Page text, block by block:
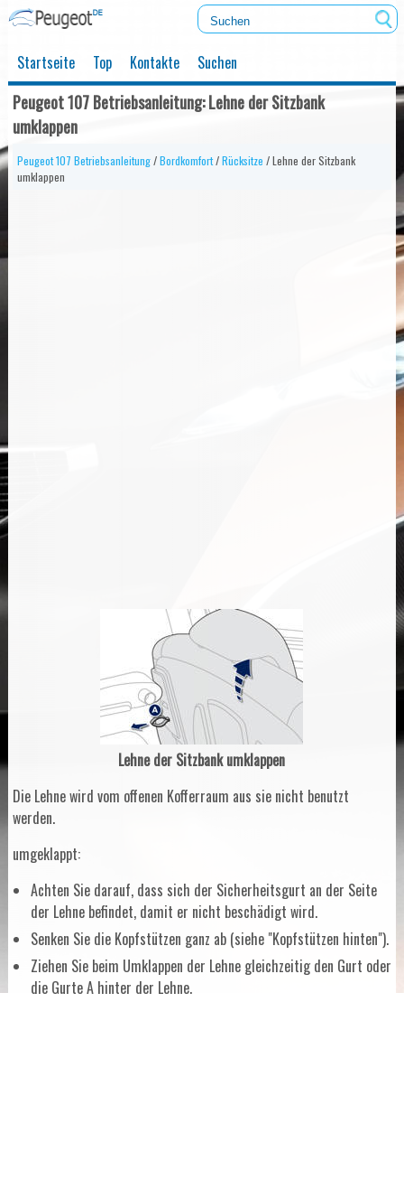
Startseite Top Kontakte Suchen
Peugeot 107 Betriebsanleitung: Lehne der Sitzbank
umklappen
Peugeot 107 Betriebsanleitung/Bordkomfort/Rücksitze / Lehne der Sitzbank
umklappen
Lehne der Sitzbank umklappen
Die Lehne wird vom offenen Kofferraum aus sie nicht benutzt
werden.
umgeklappt:
Achten Sie darauf, dass sich der Sicherheitsgurt an der Seite
der Lehne befindet, damit er nicht beschädigt wird.
Senken Sie die Kopfstützen ganz ab (siehe "Kopfstützen hinten").
Ziehen Sie beim Umklappen der Lehne gleichzeitig den Gurt oder
die Gurte A hinter der Lehne.